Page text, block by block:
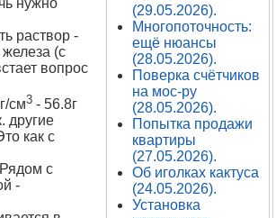
раствор -
(с
вопрос
см3- 56.8г
другие
как с
с
-
(29.05.2026).
Многопоточность:
ещё нюансы
(28.05.2026).
Поверка счётчиков
на мос-ру
(28.05.2026).
Попытка продажи
квартиры
(27.05.2026).
Об иголках кактуса
(24.05.2026).
Установка